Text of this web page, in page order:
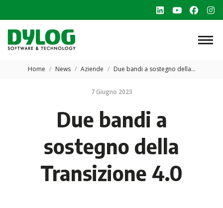
Linkedin
new
YouTube
opens
new
opens
Tu sei qui:
Home News Aziende Due bandi a sostegno della…
7 Giugno 2023
Due bandi a
sostegno della
Transizione 4.0